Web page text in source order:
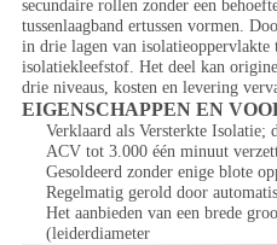
secundaire rollen zonder een
tussenlaagband ertussen vormen.
in drie lagen van isolatieoppervlakte
isolatiekleefstof. Het deel kan
drie niveaus, kosten en levering
EIGENSCHAPPEN EN
Verklaard als Versterkte Isolatie;
ACV tot 3.000 één minuut
Gesoldeerd zonder enige blote
Regelmatig gerold door
Het aanbieden van een brede
(leiderdiameter